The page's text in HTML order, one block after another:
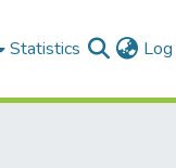
Statistics